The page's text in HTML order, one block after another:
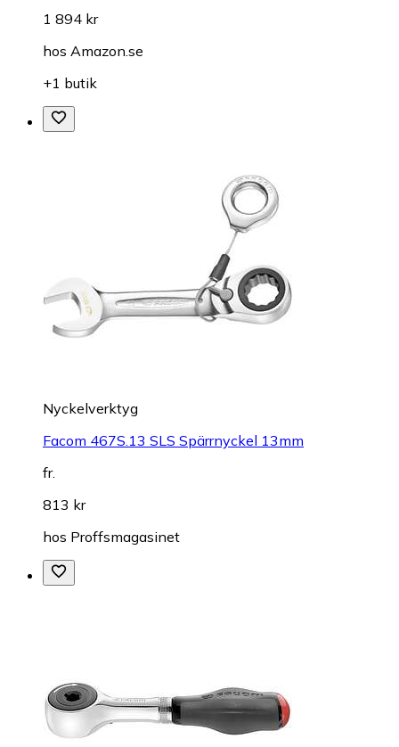
1 894 kr
hos Amazon.se
+1 butik
Nyckelverktyg
Facom 467S.13 SLS Spärrnyckel 13mm
fr.
813 kr
hos Proffsmagasinet